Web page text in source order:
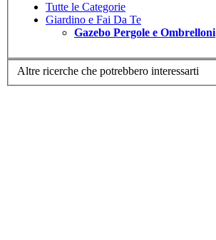
Tutte le Categorie
Giardino e Fai Da Te
Gazebo Pergole e Ombrelloni
Altre ricerche che potrebbero interessarti